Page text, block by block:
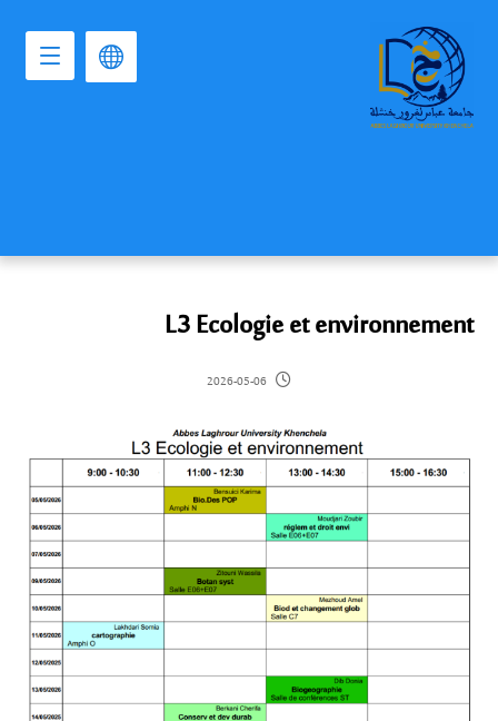
L3 Ecologie et environnement
2026-05-06